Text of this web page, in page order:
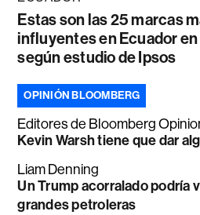
Estas son las 25 marcas
influyentes en Ecuador
según estudio de Ipsos
OPINIÓN BLOOMBERG
Editores de Bloomberg
Kevin Warsh tiene que dar
Liam Denning
Un Trump acorralado podría
grandes petroleras